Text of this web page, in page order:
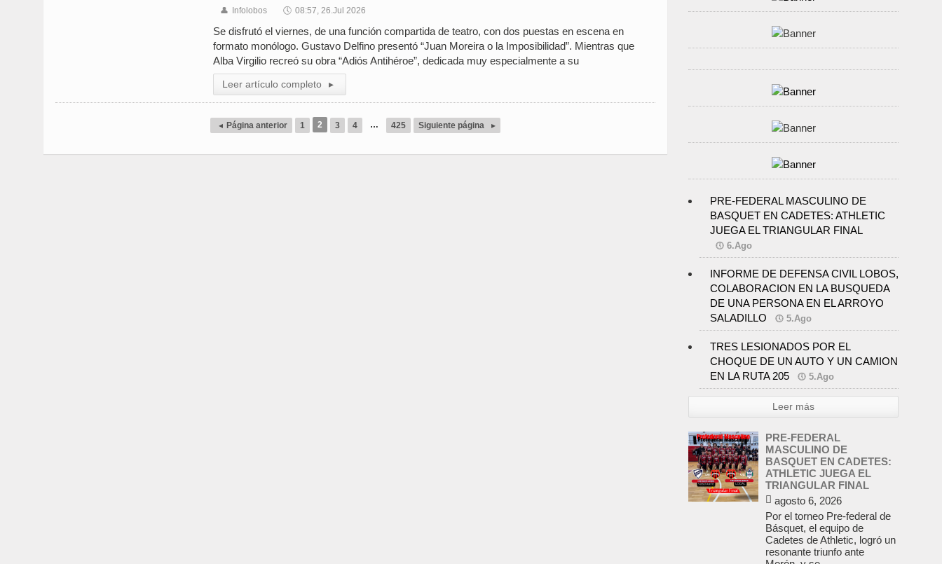
👤 Infolobos 🕔 08:57, 26.Jul 2026
Se disfrutó el viernes, de una función compartida de teatro, con dos puestas en escena en
formato monólogo. Gustavo Delfino presentó “Juan Moreira o la Imposibilidad”. Mientras que
Alba Virgilio recreó su obra “Adiós Antihéroe”, dedicada muy especialmente a su
Leer artículo completo ▸
◂ Página anterior 1 2 3 4 … 425 Siguiente página ▸
PRE-FEDERAL MASCULINO DE
BASQUET EN CADETES: ATHLETIC
JUEGA EL TRIANGULAR FINAL
6.Ago
INFORME DE DEFENSA CIVIL LOBOS,
COLABORACION EN LA BUSQUEDA
DE UNA PERSONA EN EL ARROYO
SALADILLO
5.Ago
TRES LESIONADOS POR EL
CHOQUE DE UN AUTO Y UN CAMION
EN LA RUTA 205
5.Ago
Leer más
PRE-FEDERAL
MASCULINO DE
BASQUET EN CADETES:
ATHLETIC JUEGA EL
TRIANGULAR FINAL
agosto 6, 2026
Por el torneo Pre-federal de
Básquet, el equipo de
Cadetes de Athletic, logró un
resonante triunfo ante